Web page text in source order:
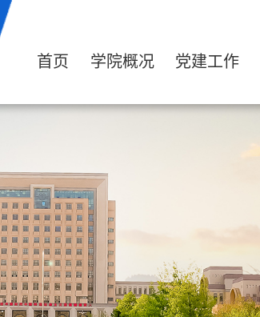
首页 学院概况 党建工作